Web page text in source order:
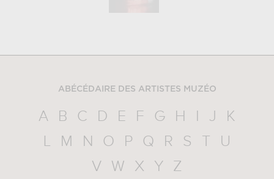
ABÉCÉDAIRE DES ARTISTES MUZÉO
A B C D E F G H I J
K
L
M N O P Q R S T
U
V
W X Y Z